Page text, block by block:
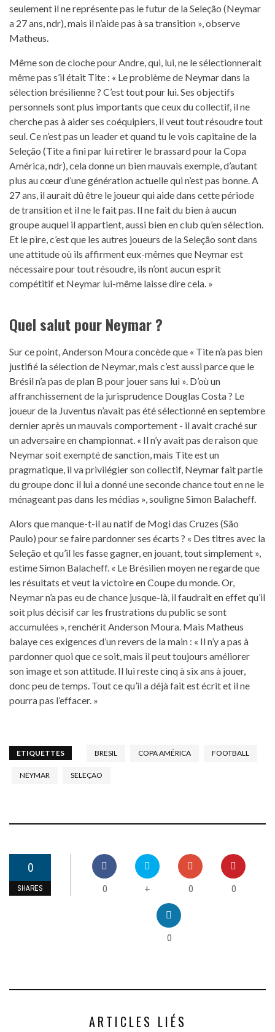
seulement il ne représente pas le futur de la Seleção (Neymar
a 27 ans, ndr), mais il n’aide pas à sa transition », observe
Matheus.
Même son de cloche pour Andre, qui, lui, ne le sélectionnerait
même pas s’il était Tite : « Le problème de Neymar dans la
sélection brésilienne ? C’est tout pour lui. Ses objectifs
personnels sont plus importants que ceux du collectif, il ne
cherche pas à aider ses coéquipiers, il veut tout résoudre tout
seul. Ce n’est pas un leader et quand tu le vois capitaine de la
Seleção (Tite a fini par lui retirer le brassard pour la Copa
América, ndr), cela donne un bien mauvais exemple, d’autant
plus au cœur d’une génération actuelle qui n’est pas bonne. A
27 ans, il aurait dû être le joueur qui aide dans cette période
de transition et il ne le fait pas. Il ne fait du bien à aucun
groupe auquel il appartient, aussi bien en club qu’en sélection.
Et le pire, c’est que les autres joueurs de la Seleção sont dans
une attitude où ils affirment eux-mêmes que Neymar est
nécessaire pour tout résoudre, ils n’ont aucun esprit
compétitif et Neymar lui-même laisse dire cela. »
Quel salut pour Neymar ?
Sur ce point, Anderson Moura concède que « Tite n’a pas bien
justifié la sélection de Neymar, mais c’est aussi parce que le
Brésil n’a pas de plan B pour jouer sans lui ». D’où un
affranchissement de la jurisprudence Douglas Costa ? Le
joueur de la Juventus n’avait pas été sélectionné en septembre
dernier après un mauvais comportement - il avait craché sur
un adversaire en championnat. « Il n’y avait pas de raison que
Neymar soit exempté de sanction, mais Tite est un
pragmatique, il va privilégier son collectif, Neymar fait partie
du groupe donc il lui a donné une seconde chance tout en ne le
ménageant pas dans les médias », souligne Simon Balacheff.
Alors que manque-t-il au natif de Mogi das Cruzes (São
Paulo) pour se faire pardonner ses écarts ? « Des titres avec la
Seleção et qu’il les fasse gagner, en jouant, tout simplement »,
estime Simon Balacheff. « Le Brésilien moyen ne regarde que
les résultats et veut la victoire en Coupe du monde. Or,
Neymar n’a pas eu de chance jusque-là, il faudrait en effet qu’il
soit plus décisif car les frustrations du public se sont
accumulées », renchérit Anderson Moura. Mais Matheus
balaye ces exigences d’un revers de la main : « Il n’y a pas à
pardonner quoi que ce soit, mais il peut toujours améliorer
son image et son attitude. Il lui reste cinq à six ans à jouer,
donc peu de temps. Tout ce qu’il a déjà fait est écrit et il ne
pourra pas l’effacer. »
ETIQUETTES BRESIL COPA AMÉRICA FOOTBALL
NEYMAR SELEÇAO
0
SHARES 0 + 0 0
0
ARTICLES LIÉS